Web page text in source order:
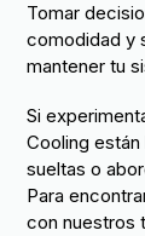
Tomar
comodidad y
mantener tu
Si
Cooling
sueltas o
Para
con nuestros